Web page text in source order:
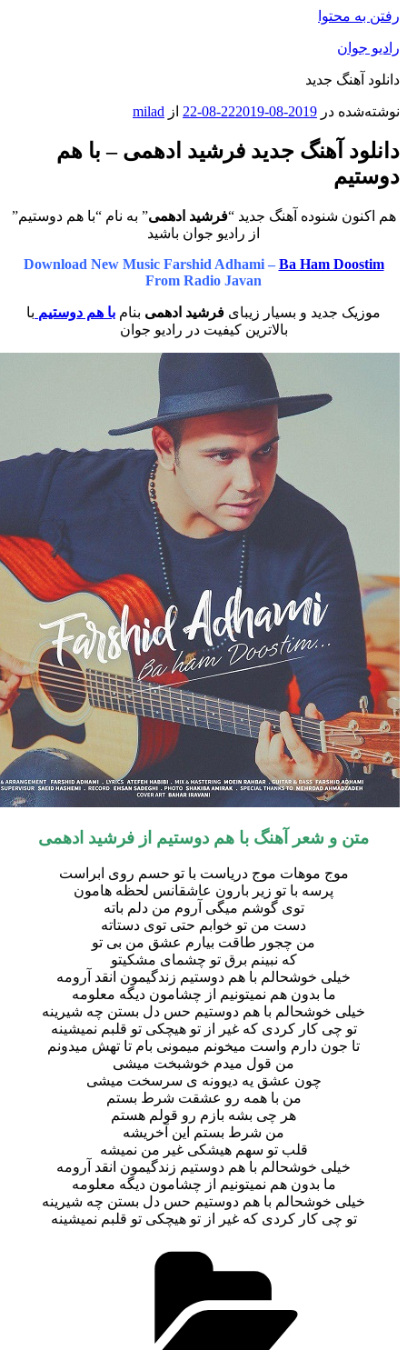
جدید
در 2019-08-22
2019-08-22 ازmilad
آهنگ جدید فرشید ادهمی – با هم
شنوده آهنگ جدید “فرشید ادهمی” به نام “با هم دوستیم”
از رادیو جوان باشید
Download New Music Farshid Adhami – Ba Ham
From Radio Javan
جدید و بسیار زیبایفرشید ادهمیبنامبا هم دوستیم با
بالاترین کیفیت در رادیو جوان
و شعر آهنگبا هم دوستیماز فرشید ادهمی
موج موهات موج دریاست با تو حسم روی ابراست
پرسه با تو زیر بارون عاشقانس لحظه هامون
توی گوشم میگی آروم من دلم باته
دست من تو خوابم حتی توی دستاته
من چجور طاقت بیارم عشق من بی تو
که نبینم برق تو چشمای مشکیتو
خیلی خوشحالم با هم دوستیم زندگیمون انقد آرومه
ما بدون هم نمیتونیم از چشامون دیگه معلومه
خوشحالم با هم دوستیم حس دل بستن چه شیرینه
چی کار کردی که غیر از تو هیچکی تو قلبم نمیشینه
جون دارم واست میخونم میمونی بام تا تهش میدونم
من قول میدم خوشبخت میشی
چون عشق یه دیوونه ی سرسخت میشی
من با همه رو عشقت شرط بستم
هر چی بشه بازم رو قولم هستم
من شرط بستم این آخریشه
قلب تو سهم هیشکی غیر من نمیشه
خیلی خوشحالم با هم دوستیم زندگیمون انقد آرومه
ما بدون هم نمیتونیم از چشامون دیگه معلومه
خوشحالم با هم دوستیم حس دل بستن چه شیرینه
چی کار کردی که غیر از تو هیچکی تو قلبم نمیشینه